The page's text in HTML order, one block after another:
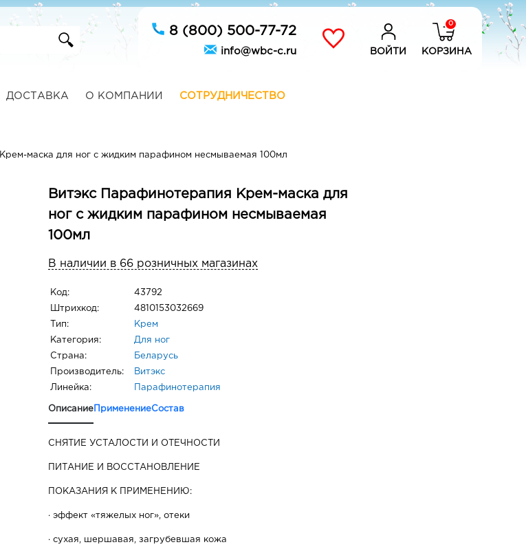
8 (800) 500-77-72
info@wbc-c.ru ВОЙТИ
0
КОРЗИНА
ДОСТАВКА О КОМПАНИИ СОТРУДНИЧЕСТВО
Крем-маска для ног с жидким парафином несмываемая 100мл
Витэкс Парафинотерапия Крем-маска для
ног с жидким парафином несмываемая
100мл
В наличии в 66 розничных магазинах
Код: 43792
Штрихкод: 4810153032669
Тип: Крем
Категория: Для ног
Страна: Беларусь
Производитель: Витэкс
Линейка: Парафинотерапия
Описание ПрименениеСостав
СНЯТИЕ УСТАЛОСТИ И ОТЕЧНОСТИ
ПИТАНИЕ И ВОССТАНОВЛЕНИЕ
ПОКАЗАНИЯ К ПРИМЕНЕНИЮ:
· эффект «тяжелых ног», отеки
· сухая, шершавая, загрубевшая кожа